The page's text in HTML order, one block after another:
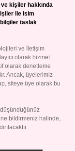
kişiler hakkında
ile isim
taslak
ve İletişim
olarak hizmet
olarak denetleme
Ancak, üyelerimiz
siteye üye olarak bu
bildirmeniz halinde,